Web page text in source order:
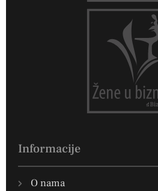
Informacije
O nama